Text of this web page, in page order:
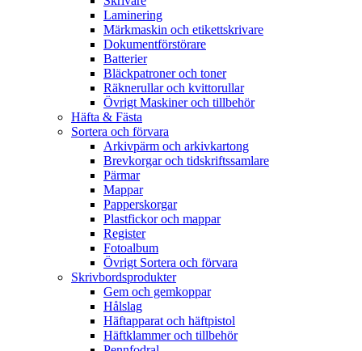
Laminering
Märkmaskin och etikettskrivare
Dokumentförstörare
Batterier
Bläckpatroner och toner
Räknerullar och kvittorullar
Övrigt Maskiner och tillbehör
Häfta & Fästa
Sortera och förvara
Arkivpärm och arkivkartong
Brevkorgar och tidskriftssamlare
Pärmar
Mappar
Papperskorgar
Plastfickor och mappar
Register
Fotoalbum
Övrigt Sortera och förvara
Skrivbordsprodukter
Gem och gemkoppar
Hålslag
Häftapparat och häftpistol
Häftklammer och tillbehör